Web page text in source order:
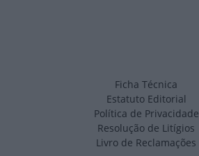
Ficha Técnica
Estatuto Editorial
Política de Privacidade
Resolução de Litígios
Livro de Reclamações